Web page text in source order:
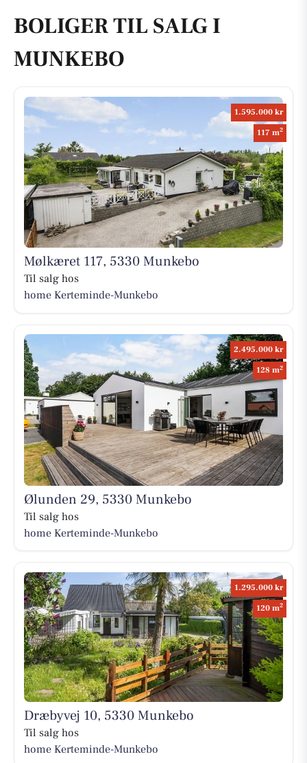
BOLIGER TIL SALG I
MUNKEBO
1.595.000 kr
117 m2
Mølkæret 117, 5330 Munkebo
Til salg hos
home Kerteminde-Munkebo
2.495.000 kr
128 m2
Ølunden 29, 5330 Munkebo
Til salg hos
home Kerteminde-Munkebo
1.295.000 kr
120 m2
Dræbyvej 10, 5330 Munkebo
Til salg hos
home Kerteminde-Munkebo